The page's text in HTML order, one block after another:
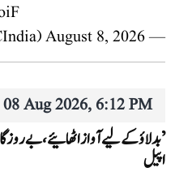
— Congress (@INCIndia)
August 8, 2026
08 Aug 2026, 6:12 PM
’بدلاؤ کے لیے آواز اٹھائیے، بے
اپیل